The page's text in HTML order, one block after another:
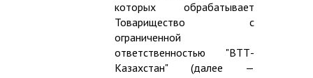
которых обрабатывает
Товарищество с
ограниченной
ответственностью "ВТТ-
Казахстан" (далее —